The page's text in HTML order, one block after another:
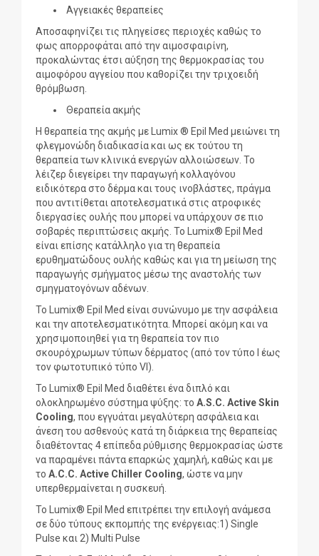
Αγγειακές θεραπείες
Αποσαφηνίζει τις πληγείσες περιοχές καθώς το
φως απορροφάται από την αιμοσφαιρίνη,
προκαλώντας έτσι αύξηση της θερμοκρασίας του
αιμοφόρου αγγείου που καθορίζει την τριχοειδή
θρόμβωση.
Θεραπεία ακμής
Η θεραπεία της ακμής με Lumix ® Epil Med μειώνει τη
φλεγμονώδη διαδικασία και ως εκ τούτου τη
θεραπεία των κλινικά ενεργών αλλοιώσεων. Το
λέιζερ διεγείρει την παραγωγή κολλαγόνου
ειδικότερα στο δέρμα και τους ινοβλάστες, πράγμα
που αντιτίθεται αποτελεσματικά στις ατροφικές
διεργασίες ουλής που μπορεί να υπάρχουν σε πιο
σοβαρές περιπτώσεις ακμής. Το Lumix® Epil Med
είναι επίσης κατάλληλο για τη θεραπεία
ερυθηματώδους ουλής καθώς και για τη μείωση της
παραγωγής σμήγματος μέσω της αναστολής των
σμηγματογόνων αδένων.
Το Lumix® Epil Med είναι συνώνυμο με την ασφάλεια
και την αποτελεσματικότητα. Μπορεί ακόμη και να
χρησιμοποιηθεί για τη θεραπεία τον πιο
σκουρόχρωμων τύπων δέρματος (από τον τύπο I έως
τον φωτοτυπικό τύπο VI).
Το Lumix® Epil Med διαθέτει ένα διπλό και
ολοκληρωμένο σύστημα ψύξης: το A.S.C. ActiveSkin
Cooling, που εγγυάται μεγαλύτερη ασφάλεια και
άνεση του ασθενούς κατά τη διάρκεια της θεραπείας
διαθέτοντας 4 επίπεδα ρύθμισης θερμοκρασίας ώστε
να παραμένει πάντα επαρκώς χαμηλή, καθώς και με
το A.C.C. Active Chiller Cooling, ώστε να μην
υπερθερμαίνεται η συσκευή.
Το Lumix® Epil Med επιτρέπει την επιλογή ανάμεσα
σε δύο τύπους εκπομπής της ενέργειας:1) Single
Pulse και 2) Multi Pulse